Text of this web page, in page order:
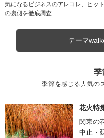
気になるビジネスのアレコレ、ヒット
の裏側を徹底調査
テーマ
季
季節を感じる人気の
花火特
関東の
中止・